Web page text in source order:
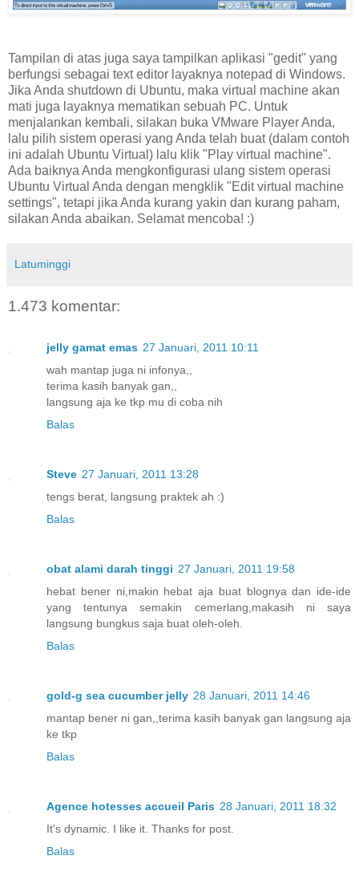
Tampilan di atas juga saya tampilkan aplikasi "gedit" yang
berfungsi sebagai text editor layaknya notepad di Windows.
Jika Anda shutdown di Ubuntu, maka virtual machine akan
mati juga layaknya mematikan sebuah PC. Untuk
menjalankan kembali, silakan buka VMware Player Anda,
lalu pilih sistem operasi yang Anda telah buat (dalam contoh
ini adalah Ubuntu Virtual) lalu klik "Play virtual machine".
Ada baiknya Anda mengkonfigurasi ulang sistem operasi
Ubuntu Virtual Anda dengan mengklik "Edit virtual machine
settings", tetapi jika Anda kurang yakin dan kurang paham,
silakan Anda abaikan. Selamat mencoba! :)
Latuminggi
1.473 komentar:
jelly gamat emas 27 Januari, 2011 10:11
wah mantap juga ni infonya,,
terima kasih banyak gan,,
langsung aja ke tkp mu di coba nih
Balas
Steve 27 Januari, 2011 13:28
tengs berat, langsung praktek ah :)
Balas
obat alami darah tinggi 27 Januari, 2011 19:58
hebat bener ni,makin hebat aja buat blognya dan ide-ide
yang tentunya semakin cemerlang,makasih ni saya
langsung bungkus saja buat oleh-oleh.
Balas
gold-g sea cucumber jelly 28 Januari, 2011 14:46
mantap bener ni gan,,terima kasih banyak gan langsung aja
ke tkp
Balas
Agence hotesses accueil Paris 28 Januari, 2011 18:32
It's dynamic. I like it. Thanks for post.
Balas